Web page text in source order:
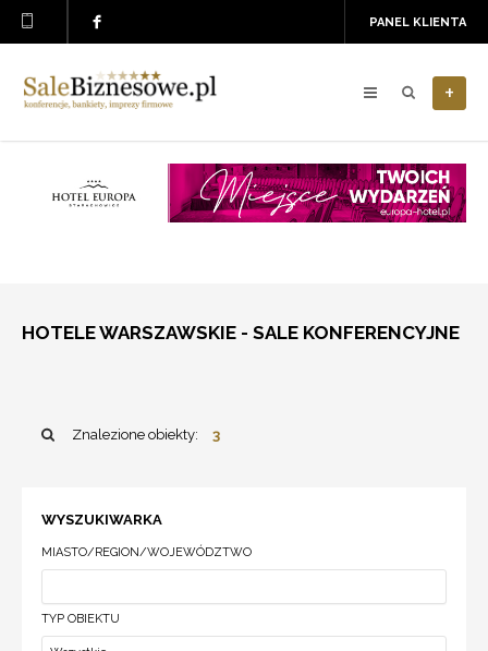
PANEL KLIENTA
+
HOTELE WARSZAWSKIE - SALE KONFERENCYJNE
Znalezione obiekty: 3
WYSZUKIWARKA
MIASTO/REGION/WOJEWÓDZTWO
TYP OBIEKTU